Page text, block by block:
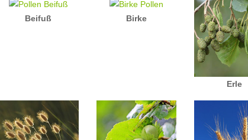
Beifuß Birke
Erle